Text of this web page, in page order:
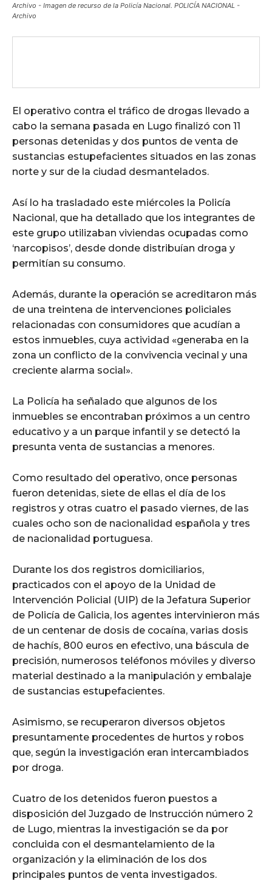
Archivo - Imagen de recurso de la Policía Nacional. POLICÍA NACIONAL -
Archivo
El operativo contra el tráfico de drogas llevado a
cabo la semana pasada en Lugo finalizó con 11
personas detenidas y dos puntos de venta de
sustancias estupefacientes situados en las zonas
norte y sur de la ciudad desmantelados.
Así lo ha trasladado este miércoles la Policía
Nacional, que ha detallado que los integrantes de
este grupo utilizaban viviendas ocupadas como
‘narcopisos’, desde donde distribuían droga y
permitían su consumo.
Además, durante la operación se acreditaron más
de una treintena de intervenciones policiales
relacionadas con consumidores que acudían a
estos inmuebles, cuya actividad «generaba en la
zona un conflicto de la convivencia vecinal y una
creciente alarma social».
La Policía ha señalado que algunos de los
inmuebles se encontraban próximos a un centro
educativo y a un parque infantil y se detectó la
presunta venta de sustancias a menores.
Como resultado del operativo, once personas
fueron detenidas, siete de ellas el día de los
registros y otras cuatro el pasado viernes, de las
cuales ocho son de nacionalidad española y tres
de nacionalidad portuguesa.
Durante los dos registros domiciliarios,
practicados con el apoyo de la Unidad de
Intervención Policial (UIP) de la Jefatura Superior
de Policía de Galicia, los agentes intervinieron más
de un centenar de dosis de cocaína, varias dosis
de hachís, 800 euros en efectivo, una báscula de
precisión, numerosos teléfonos móviles y diverso
material destinado a la manipulación y embalaje
de sustancias estupefacientes.
Asimismo, se recuperaron diversos objetos
presuntamente procedentes de hurtos y robos
que, según la investigación eran intercambiados
por droga.
Cuatro de los detenidos fueron puestos a
disposición del Juzgado de Instrucción número 2
de Lugo, mientras la investigación se da por
concluida con el desmantelamiento de la
organización y la eliminación de los dos
principales puntos de venta investigados.